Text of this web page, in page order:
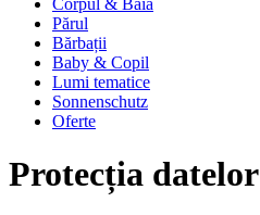
Corpul & Baia
Părul
Bărbații
Baby & Copil
Lumi tematice
Sonnenschutz
Oferte
Protecția datelor